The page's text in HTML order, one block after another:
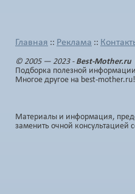
Главная :: Реклама ::
© 2005 — 2023 - Best-Mother.ru
Подборка полезной
Многое другое на best-mother.ru!
Материалы и информация,
заменить очной консультацией